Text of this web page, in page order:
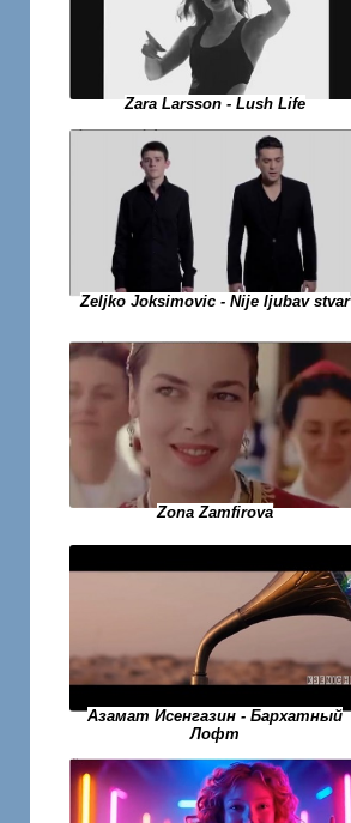
Zara Larsson - Lush Life
Zeljko Joksimovic - Nije ljubav stvar
Zona Zamfirova
Азамат Исенгазин - Бархатный
Лофт